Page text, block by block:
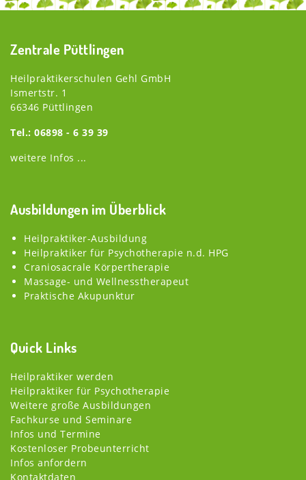
Zentrale Püttlingen
Heilpraktikerschulen Gehl GmbH
Ismertstr. 1
66346 Püttlingen
Tel.: 06898 - 6 39 39
weitere Infos ...
Ausbildungen im Überblick
Heilpraktiker-Ausbildung
Heilpraktiker für Psychotherapie n.d. HPG
Craniosacrale Körpertherapie
Massage- und Wellnesstherapeut
Praktische Akupunktur
Quick Links
Heilpraktiker werden
Heilpraktiker für Psychotherapie
Weitere große Ausbildungen
Fachkurse und Seminare
Infos und Termine
Kostenloser Probeunterricht
Infos anfordern
Kontaktdaten